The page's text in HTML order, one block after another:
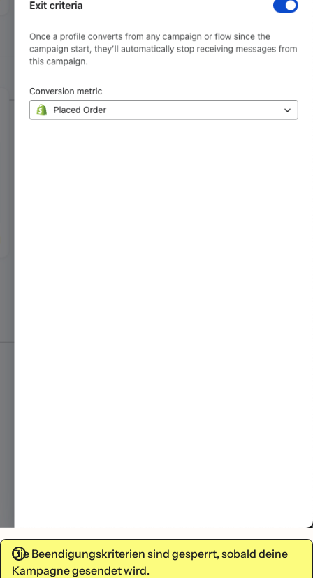
Die Beendigungskriterien sind gesperrt, sobald deine
Kampagne gesendet wird.